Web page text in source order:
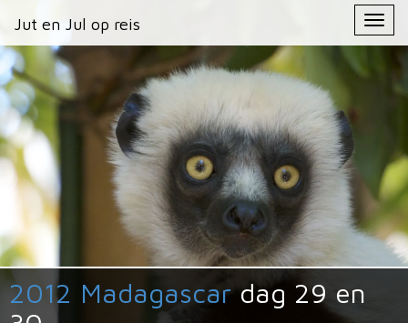
Jut en Jul op reis
Primary
Menu
Jut en Jul op reis
2012 Madagascardag 29 en